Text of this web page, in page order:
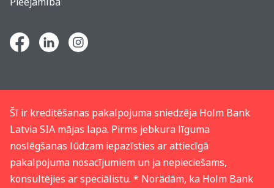
Šī ir kreditēšanas pakalpojuma sniedzēja Holm Bank
Latvia SIA mājas lapa. Pirms jebkura līguma
noslēgšanas lūdzam iepazīsties ar attiecīgā
pakalpojuma nosacījumiem un ja nepieciešams,
konsultējies ar speciālistu. * Norādām, ka Holm Bank